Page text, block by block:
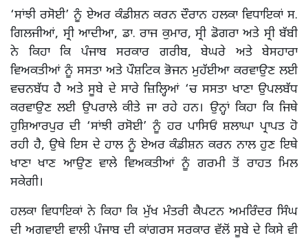
‘ਸਾਂਝੀ ਰਸੋਈ’ ਨੂੰ ਏਅਰ ਕੰਡੀਸ਼ਨ ਕਰਨ ਦੌਰਾਨ ਹਲਕਾ ਵਿਧਾਇਕਾਂ ਸ.
ਗਿਲਜੀਆਂ, ਸ੍ਰੀ ਆਦੀਆ, ਡਾ. ਰਾਜ ਕੁਮਾਰ, ਸ੍ਰੀ ਡੋਗਰਾ ਅਤੇ ਸ੍ਰੀ ਬੱਬੀ
ਨੇ ਕਿਹਾ ਕਿ ਪੰਜਾਬ ਸਰਕਾਰ ਗਰੀਬ, ਬੇਘਰੇ ਅਤੇ ਬੇਸਹਾਰਾ
ਵਿਅਕਤੀਆਂ ਨੂੰ ਸਸਤਾ ਅਤੇ ਪੌਸ਼ਟਿਕ ਭੋਜਨ ਮੁਹੱਈਆ ਕਰਵਾਉਣ ਲਈ
ਵਚਨਬੱਧ ਹੈ ਅਤੇ ਸੂਬੇ ਦੇ ਸਾਰੇ ਜ਼ਿਲ੍ਹਿਆਂ ‘ਚ ਸਸਤਾ ਖਾਣਾ ਉਪਲਬੱਧ
ਕਰਵਾਉਣ ਲਈ ਉਪਰਾਲੇ ਕੀਤੇ ਜਾ ਰਹੇ ਹਨ। ਉਨ੍ਹਾਂ ਕਿਹਾ ਕਿ ਜਿਥੇ
ਹੁਸ਼ਿਆਰਪੁਰ ਦੀ ‘ਸਾਂਝੀ ਰਸੋਈ’ ਨੂੰ ਹਰ ਪਾਸਿਓਂ ਸ਼ਲਾਘਾ ਪ੍ਰਾਪਤ ਹੋ
ਰਹੀ ਹੈ, ਉਥੇ ਇਸ ਦੇ ਹਾਲ ਨੂੰ ਏਅਰ ਕੰਡੀਸ਼ਨ ਕਰਨ ਨਾਲ ਹੁਣ ਇਥੇ
ਖਾਣਾ ਖਾਣ ਆਉਣ ਵਾਲੇ ਵਿਅਕਤੀਆਂ ਨੂੰ ਗਰਮੀ ਤੋਂ ਰਾਹਤ ਮਿਲ
ਸਕੇਗੀ।
ਹਲਕਾ ਵਿਧਾਇਕਾਂ ਨੇ ਕਿਹਾ ਕਿ ਮੁੱਖ ਮੰਤਰੀ ਕੈਪਟਨ ਅਮਰਿੰਦਰ ਸਿੰਘ
ਦੀ ਅਗਵਾਈ ਵਾਲੀ ਪੰਜਾਬ ਦੀ ਕਾਂਗਰਸ ਸਰਕਾਰ ਵੱਲੋਂ ਸੂਬੇ ਦੇ ਕਿਸੇ ਵੀ